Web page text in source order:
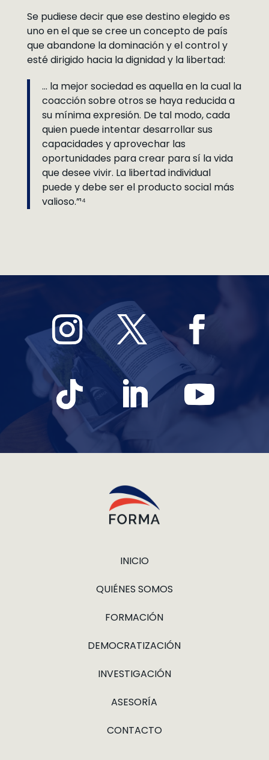
Se pudiese decir que ese destino elegido es
uno en el que se cree un concepto de país
que abandone la dominación y el control y
esté dirigido hacia la dignidad y la libertad:
… la mejor sociedad es aquella en la cual la
coacción sobre otros se haya reducida a
su mínima expresión. De tal modo, cada
quien puede intentar desarrollar sus
capacidades y aprovechar las
oportunidades para crear para sí la vida
que desee vivir. La libertad individual
puede y debe ser el producto social más
valioso.”¹⁴
INICIO
QUIÉNES SOMOS
FORMACIÓN
DEMOCRATIZACIÓN
INVESTIGACIÓN
ASESORÍA
CONTACTO